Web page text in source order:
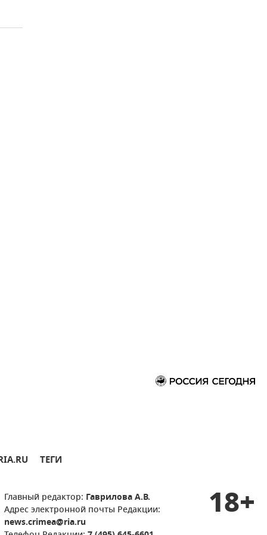
ТЕГИ
Главный редактор: Гаврилова А.В.
Адрес электронной почты Редакции:
news.crimea@ria.ru
18+